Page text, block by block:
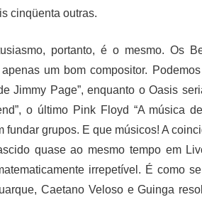
cinqüenta outras.
portanto, é o mesmo. Os
um bom compositor.
Jimmy Page”, enquanto o Oasis
o último Pink Floyd “A música
fundar grupos. E que músicos! A
quase ao mesmo tempo em
irrepetível. É como
Caetano Veloso e Guinga